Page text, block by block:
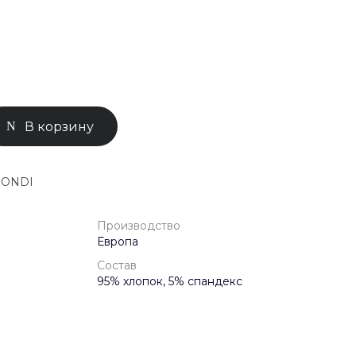
В корзину
Производство
Европа
Состав
95% хлопок, 5% спандекс